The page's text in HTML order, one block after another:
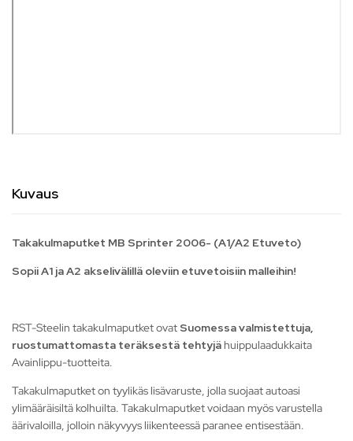
Kuvaus
Takakulmaputket MB Sprinter 2006- (A1/A2 Etuveto)
Sopii A1 ja A2 akselivälillä oleviin etuvetoisiin malleihin!
RST-Steelin takakulmaputket ovat Suomessa valmistettuja,
ruostumattomasta teräksestä tehtyjä huippulaadukkaita
Avainlippu-tuotteita.
Takakulmaputket on tyylikäs lisävaruste, jolla suojaat autoasi
ylimääräisiltä kolhuilta. Takakulmaputket voidaan myös varustella
äärivaloilla, jolloin näkyvyys liikenteessä paranee entisestään.